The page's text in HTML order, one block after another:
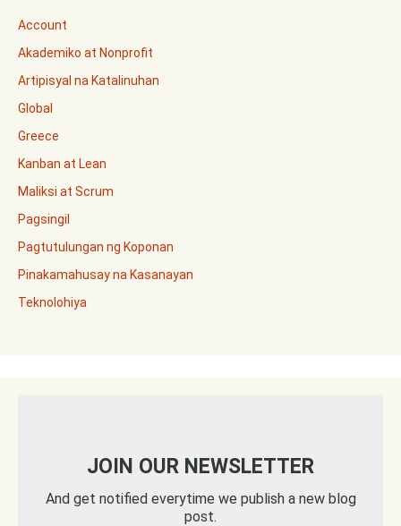
Account
Akademiko at Nonprofit
Artipisyal na Katalinuhan
Global
Greece
Kanban at Lean
Maliksi at Scrum
Pagsingil
Pagtutulungan ng Koponan
Pinakamahusay na Kasanayan
Teknolohiya
JOIN OUR NEWSLETTER
And get notified everytime we publish a new blog
post.